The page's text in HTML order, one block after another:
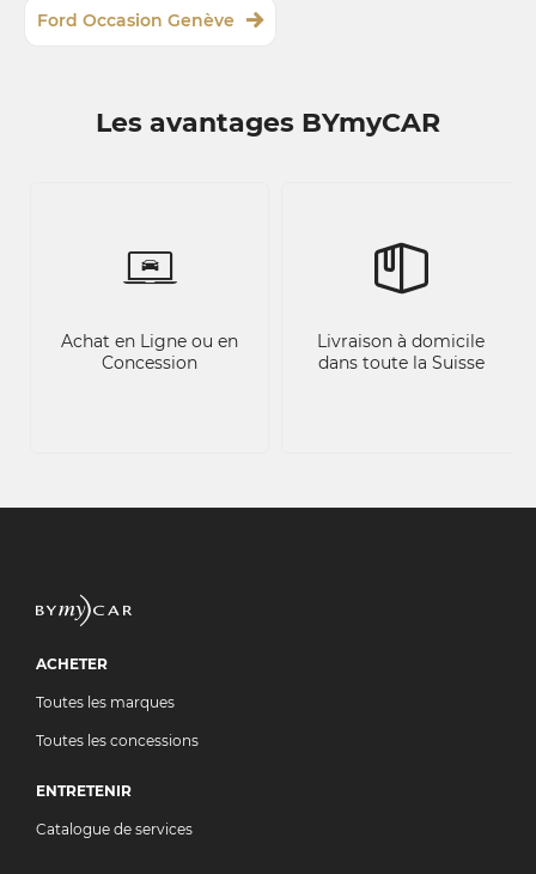
Ford Occasion Genève
Les avantages BYmyCAR
Achat en Ligne ou en
Concession
Livraison à domicile
dans toute la Suisse
ACHETER
Toutes les marques
Toutes les concessions
ENTRETENIR
Catalogue de services